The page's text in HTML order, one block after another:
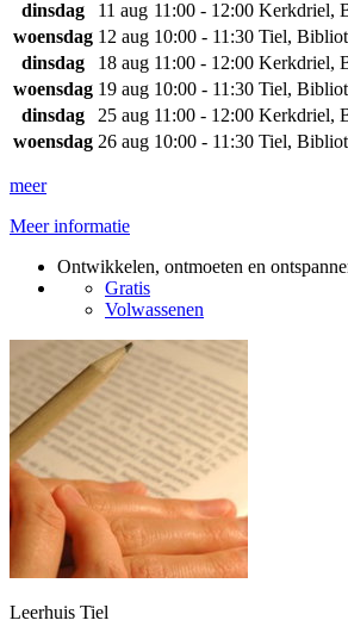
dinsdag 11 aug 11:00 - 12:00 Kerkdriel,
woensdag 12 aug 10:00 - 11:30 Tiel,
dinsdag
18 aug 11:00 - 12:00 Kerkdriel,
woensdag 19 aug 10:00 - 11:30 Tiel,
dinsdag
25 aug 11:00 - 12:00 Kerkdriel,
woensdag 26 aug 10:00 - 11:30 Tiel,
meer
Meer informatie
Ontwikkelen, ontmoeten en
Gratis
Volwassenen
Leerhuis Tiel